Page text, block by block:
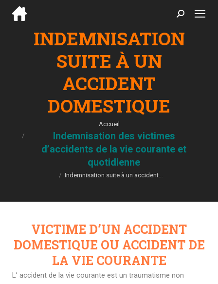
Search:
INDEMNISATION
SUITE À UN
ACCIDENT
DOMESTIQUE
Accueil
Indemnisation des victimes
d’accidents de la vie courante et
quotidienne
Indemnisation suite à un accident…
VICTIME D’UN ACCIDENT
DOMESTIQUE OU ACCIDENT DE
LA VIE COURANTE
L’ accident de la vie courante est un traumatisme non